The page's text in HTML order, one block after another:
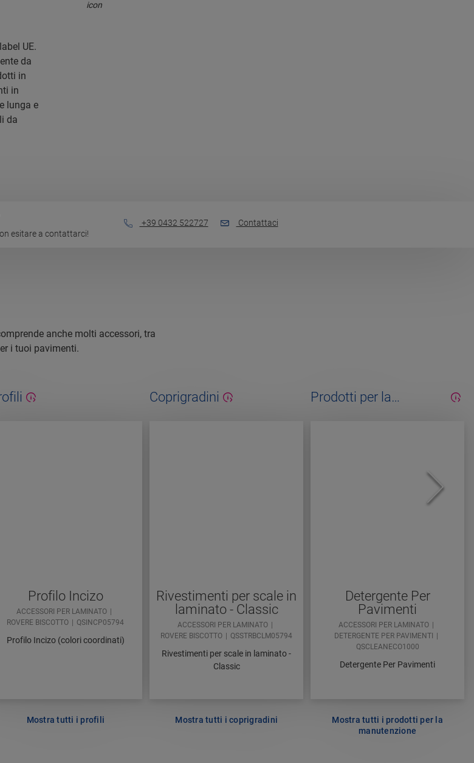
UE.
da
in
in
lunga e
da
esitare a contattarci!
+39 0432 522727 Contattaci
anche molti accessori, tra
i tuoi pavimenti.
Profilo Incizo
ACCESSORI PER LAMINATO
ROVERE BISCOTTO
QSINCP05794
Profilo Incizo (colori coordinati)
Mostra tutti i profili
Coprigradini
Rivestimenti per scale in
laminato - Classic
ACCESSORI PER LAMINATO
ROVERE BISCOTTO
QSSTRBCLM05794
Rivestimenti per scale in laminato -
Classic
Mostra tutti i coprigradini
Prodotti per la
Detergente Per
Pavimenti
ACCESSORI PER LAMINATO
DETERGENTE PER PAVIMENTI
QSCLEANECO1000
Detergente Per Pavimenti
Mostra tutti i prodotti per la
manutenzione